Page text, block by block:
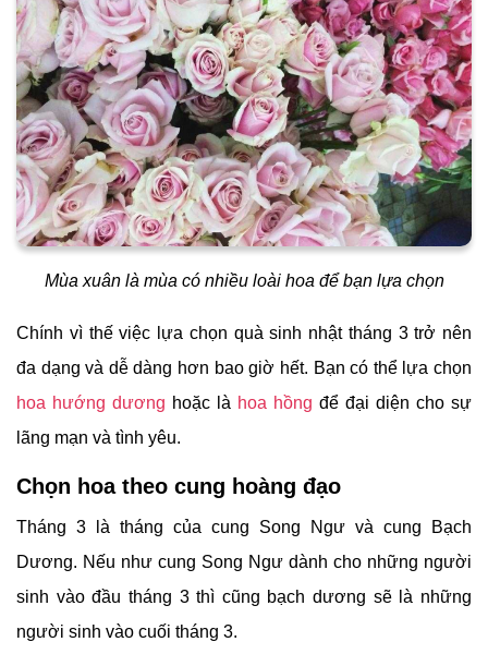
Mùa xuân là mùa có nhiều loài hoa để bạn lựa chọn
Chính vì thế việc lựa chọn quà sinh nhật tháng 3 trở nên
đa dạng và dễ dàng hơn bao giờ hết. Bạn có thể lựa chọn
hoa hướng dương hoặc là hoa hồng để đại diện cho sự
lãng mạn và tình yêu.
Chọn hoa theo cung hoàng đạo
Tháng 3 là tháng của cung Song Ngư và cung Bạch
Dương. Nếu như cung Song Ngư dành cho những người
sinh vào đầu tháng 3 thì cũng bạch dương sẽ là những
người sinh vào cuối tháng 3.